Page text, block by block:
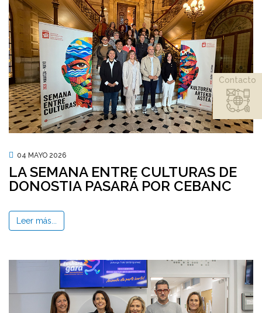
04 MAYO 2026
LA SEMANA ENTRE CULTURAS DE
DONOSTIA PASARÁ POR CEBANC
Leer más...
Contacto